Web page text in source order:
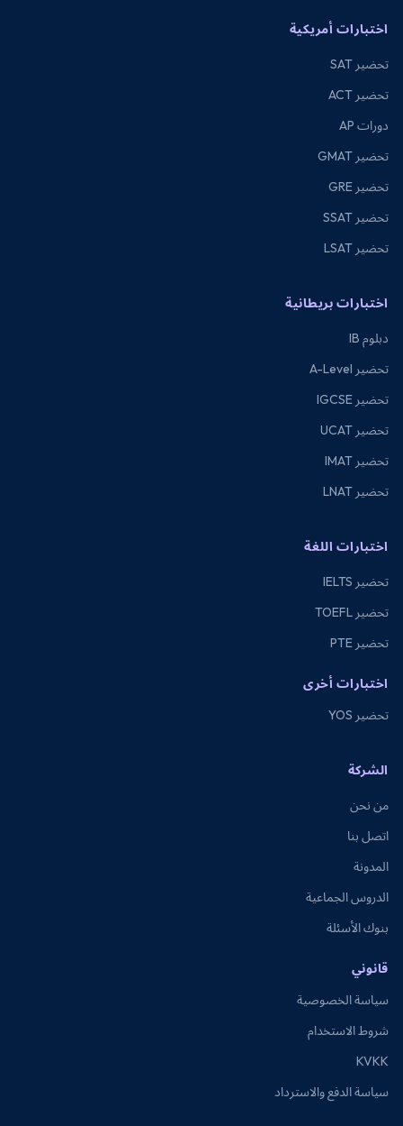
اختبارات أمريكية
تحضير SAT
تحضير ACT
دورات AP
تحضير GMAT
تحضير GRE
تحضير SSAT
تحضير LSAT
اختبارات بريطانية
دبلوم IB
تحضير A-Level
تحضير IGCSE
تحضير UCAT
تحضير IMAT
تحضير LNAT
اختبارات اللغة
تحضير IELTS
تحضير TOEFL
تحضير PTE
اختبارات أخرى
تحضير YOS
الشركة
من نحن
اتصل بنا
المدونة
الدروس الجماعية
بنوك الأسئلة
قانوني
سياسة الخصوصية
شروط الاستخدام
KVKK
سياسة الدفع والاسترداد